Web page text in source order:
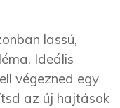
lassú,
Ideális
végezned egy
az új hajtások